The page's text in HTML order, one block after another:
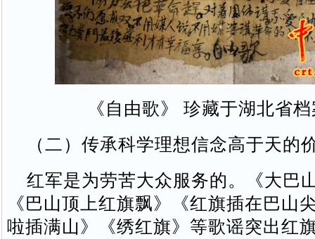
《自由歌》 珍藏于湖北省
（二）传承科学理想信念高于天的
红军是为劳苦大众服务的。《大巴
《巴山顶上红旗飘》《红旗插在巴山
啦插满山》《绣红旗》等歌谣突出红